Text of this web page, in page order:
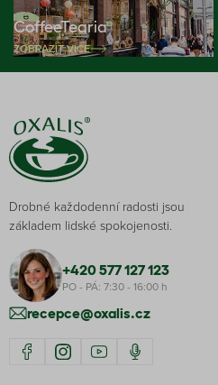
CoffeeTearia
ZOBRAZIT VÍCE
Drobné každodenní radosti jsou
základem lidské spokojenosti.
+420 577 127 123
PO - PÁ: 7:30 - 16:00 h
recepce@oxalis.cz